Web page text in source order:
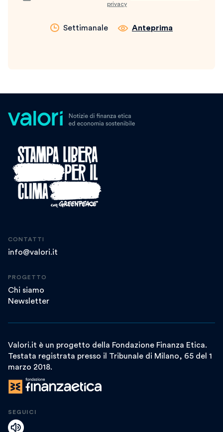
privacy
Settimanale Anteprima
CONTATTI
info@valori.it
PROGETTO
Chi siamo
Newsletter
Valori.it è un progetto della Fondazione Finanza Etica.
Testata registrata presso il Tribunale di Milano, 65 del 1
marzo 2018.
SEGUICI